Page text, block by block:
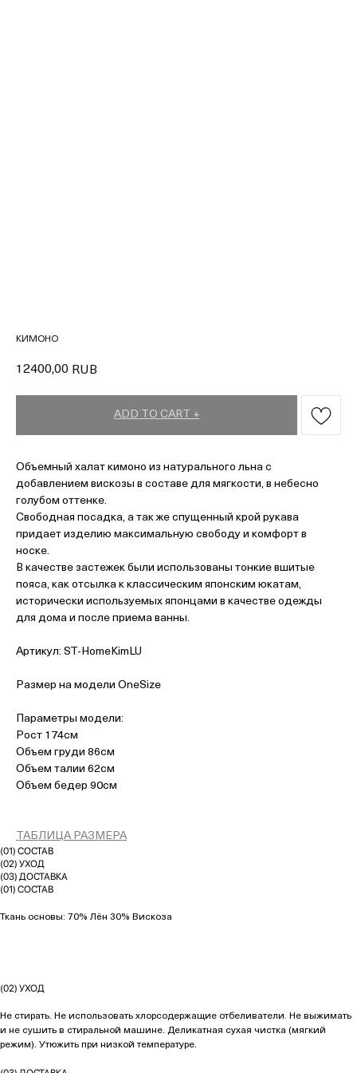
КИМОНО
12400,00 RUB
ADD TO CART +
Объемный халат кимоно из натурального льна с
добавлением вискозы в составе для мягкости, в небесно
голубом оттенке.
Свободная посадка, а так же спущенный крой рукава
придает изделию максимальную свободу и комфорт в
носке.
В качестве застежек были использованы тонкие вшитые
пояса, как отсылка к классическим японским юкатам,
исторически используемых японцами в качестве одежды
для дома и после приема ванны.
Артикул: ST-HomeKimLU
Размер на модели OneSize
Параметры модели:
Рост 174см
Объем груди 86см
Объем талии 62см
Объем бедер 90см
ТАБЛИЦА РАЗМЕРА
(01) СОСТАВ
(02) УХОД
(03) ДОСТАВКА
(01) СОСТАВ
Ткань основы: 70% Лён 30% Вискоза
(02) УХОД
Не стирать. Не использовать хлорсодержащие отбеливатели. Не выжимать
и не сушить в стиральной машине. Деликатная сухая чистка (мягкий
режим). Утюжить при низкой температуре.